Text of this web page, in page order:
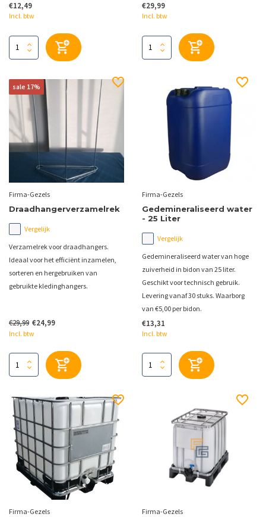
€12,49
Incl. btw
€29,99
Incl. btw
sale 17%
Firma-Gezels
Draadhangerverzamelrek
Vergelijk
Verzamelrek voor draadhangers.
Ideaal voor het efficiënt inzamelen,
sorteren en hergebruiken van
gebruikte kledinghangers.
€29,99 €24,99
Incl. btw
Firma-Gezels
Gedemineraliseerd water
- 25 Liter
Vergelijk
Gedemineraliseerd water van hoge
zuiverheid in bidon van 25 liter.
Geschikt voor technisch gebruik.
Levering vanaf 30 stuks. Waarborg
van €5,00 per bidon.
€13,31
Incl. btw
Firma-Gezels Firma-Gezels